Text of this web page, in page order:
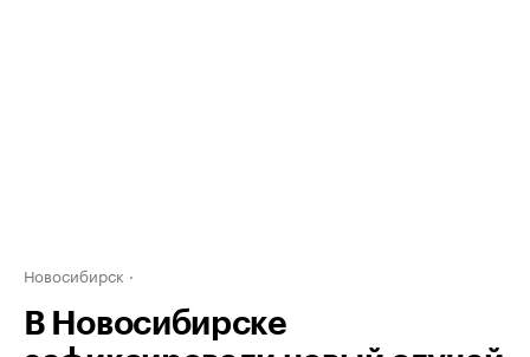
Новосибирск
В Новосибирске